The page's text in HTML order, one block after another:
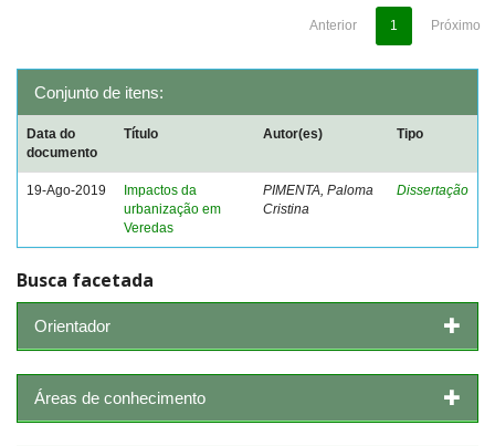
Anterior 1 Próximo
Conjunto de itens:
Data do
documento
Título Autor(es) Tipo
19-Ago-2019
Impactos da
urbanização em
Veredas
PIMENTA, Paloma
Cristina
Dissertação
Busca facetada
Orientador
Áreas de conhecimento